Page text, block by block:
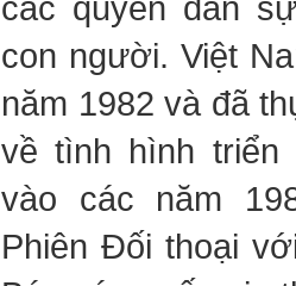
con người. Việt
năm 1982 và đã
về tình hình
vào các năm
Phiên Đối thoại